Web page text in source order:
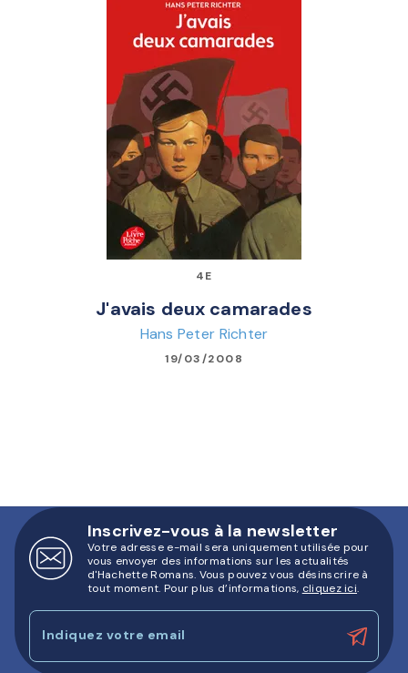
4E
J'avais deux camarades
Hans Peter Richter
19/03/2008
Inscrivez-vous à la newsletter
Votre adresse e-mail sera uniquement utilisée pour
vous envoyer des informations sur les actualités
d'Hachette Romans. Vous pouvez vous désinscrire à
tout moment. Pour plus d’informations, cliquez ici.
Indiquez votre email